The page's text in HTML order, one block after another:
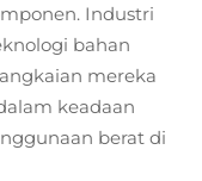
Industri
bahan
mereka
keadaan
berat di